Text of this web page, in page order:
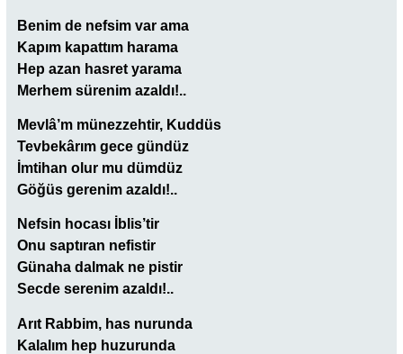
Benim de nefsim var ama
Kapım kapattım harama
Hep azan hasret yarama
Merhem sürenim azaldı!..
Mevlâ’m münezzehtir, Kuddüs
Tevbekârım gece gündüz
İmtihan olur mu dümdüz
Göğüs gerenim azaldı!..
Nefsin hocası İblis’tir
Onu saptıran nefistir
Günaha dalmak ne pistir
Secde serenim azaldı!..
Arıt Rabbim, has nurunda
Kalalım hep huzurunda